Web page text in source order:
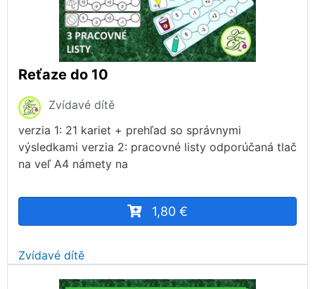
Reťaze do 10
Zvídavé dítě
verzia 1: 21 kariet + prehľad so správnymi
výsledkami verzia 2: pracovné listy odporúčaná tlač
na veľ A4 námety na
1,80 €
Zvídavé dítě